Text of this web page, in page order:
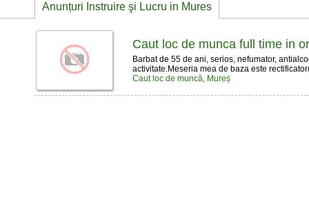
Anunțuri Instruire şi Lucru in Mures
Caut loc de munca full time in
Barbat de 55 de ani, serios, nefumator,
activitate.Meseria mea de baza este
Caut loc de muncă, Mureș